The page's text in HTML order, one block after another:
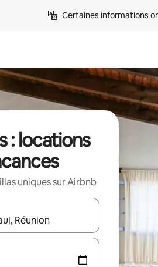
Certaines informations
: locations
uniques sur Airbnb
utilisez les flèches vers le haut et